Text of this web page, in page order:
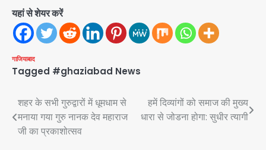
यहां से शेयर करें
गाजियाबाद
Tagged #ghaziabad News
Post
navigation
शहर के सभी गुरुद्वारों में धूमधाम से
मनाया गया गुरु नानक देव महाराज
जी का प्रकाशोत्सव
हमें दिव्यांगों को समाज की मुख्य
धारा से जोडना होगा: सुधीर त्यागी